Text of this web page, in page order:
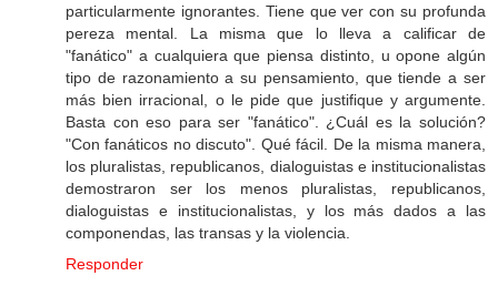
particularmente ignorantes. Tiene que ver con su profunda
pereza mental. La misma que lo lleva a calificar de
"fanático" a cualquiera que piensa distinto, u opone algún
tipo de razonamiento a su pensamiento, que tiende a ser
más bien irracional, o le pide que justifique y argumente.
Basta con eso para ser "fanático". ¿Cuál es la solución?
"Con fanáticos no discuto". Qué fácil. De la misma manera,
los pluralistas, republicanos, dialoguistas e institucionalistas
demostraron ser los menos pluralistas, republicanos,
dialoguistas e institucionalistas, y los más dados a las
componendas, las transas y la violencia.
Responder